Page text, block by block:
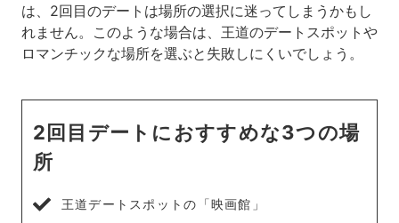
は、2回目のデートは場所の選択に迷ってしまうかもし
れません。このような場合は、王道のデートスポットや
ロマンチックな場所を選ぶと失敗しにくいでしょう。
2回目デートにおすすめな3つの場
所
王道デートスポットの「映画館」